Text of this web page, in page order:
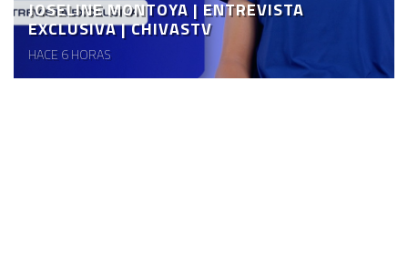
JOSELINE MONTOYA | ENTREVISTA
EXCLUSIVA | CHIVASTV
HACE 6 HORAS